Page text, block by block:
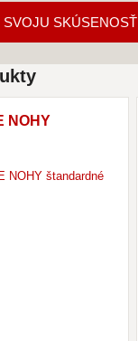
SKÚSENOSŤ
NOHY